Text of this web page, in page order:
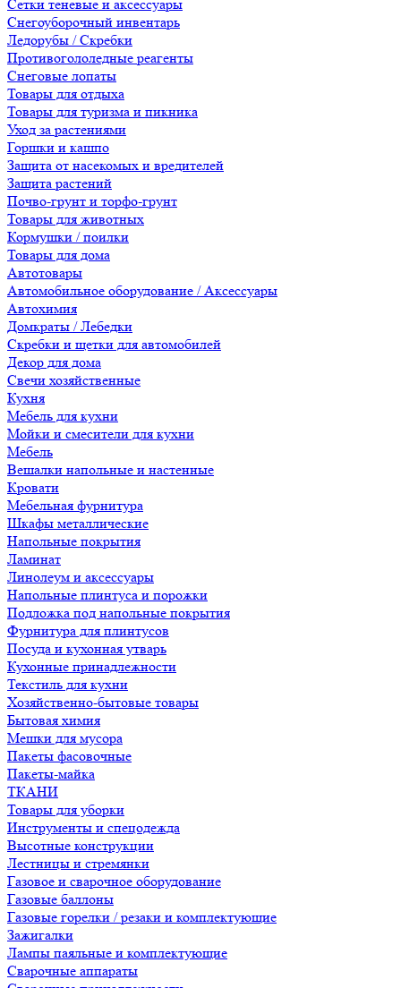
Сетки теневые и аксессуары
Снегоуборочный инвентарь
Ледорубы / Скребки
Противогололедные реагенты
Снеговые лопаты
Товары для отдыха
Товары для туризма и пикника
Уход за растениями
Горшки и кашпо
Защита от насекомых и вредителей
Защита растений
Почво-грунт и торфо-грунт
Товары для животных
Кормушки / поилки
Товары для дома
Автотовары
Автомобильное оборудование / Аксессуары
Автохимия
Домкраты / Лебедки
Скребки и щетки для автомобилей
Декор для дома
Свечи хозяйственные
Кухня
Мебель для кухни
Мойки и смесители для кухни
Мебель
Вешалки напольные и настенные
Кровати
Мебельная фурнитура
Шкафы металлические
Напольные покрытия
Ламинат
Линолеум и аксессуары
Напольные плинтуса и порожки
Подложка под напольные покрытия
Фурнитура для плинтусов
Посуда и кухонная утварь
Кухонные принадлежности
Текстиль для кухни
Хозяйственно-бытовые товары
Бытовая химия
Мешки для мусора
Пакеты фасовочные
Пакеты-майка
ТКАНИ
Товары для уборки
Инструменты и спецодежда
Высотные конструкции
Лестницы и стремянки
Газовое и сварочное оборудование
Газовые баллоны
Газовые горелки / резаки и комплектующие
Зажигалки
Лампы паяльные и комплектующие
Сварочные аппараты